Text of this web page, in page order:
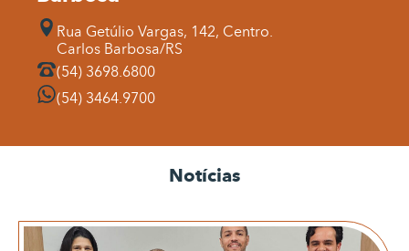
Rua Getúlio Vargas, 142, Centro.
Carlos Barbosa/RS
(54) 3698.6800
(54) 3464.9700
Notícias